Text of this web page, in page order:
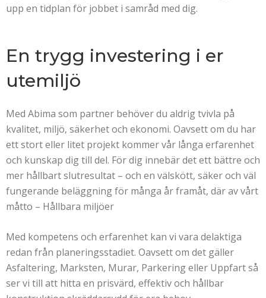
upp en tidplan för jobbet i samråd med dig.
En trygg investering i er
utemiljö
Med Abima som partner behöver du aldrig tvivla på
kvalitet, miljö, säkerhet och ekonomi. Oavsett om du har
ett stort eller litet projekt kommer vår långa erfarenhet
och kunskap dig till del. För dig innebär det ett bättre och
mer hållbart slutresultat – och en välskött, säker och väl
fungerande beläggning för många år framåt, där av vårt
måtto – Hållbara miljöer
Med kompetens och erfarenhet kan vi vara delaktiga
redan från planeringsstadiet. Oavsett om det gäller
Asfaltering, Marksten, Murar, Parkering eller Uppfart så
ser vi till att hitta en prisvärd, effektiv och hållbar